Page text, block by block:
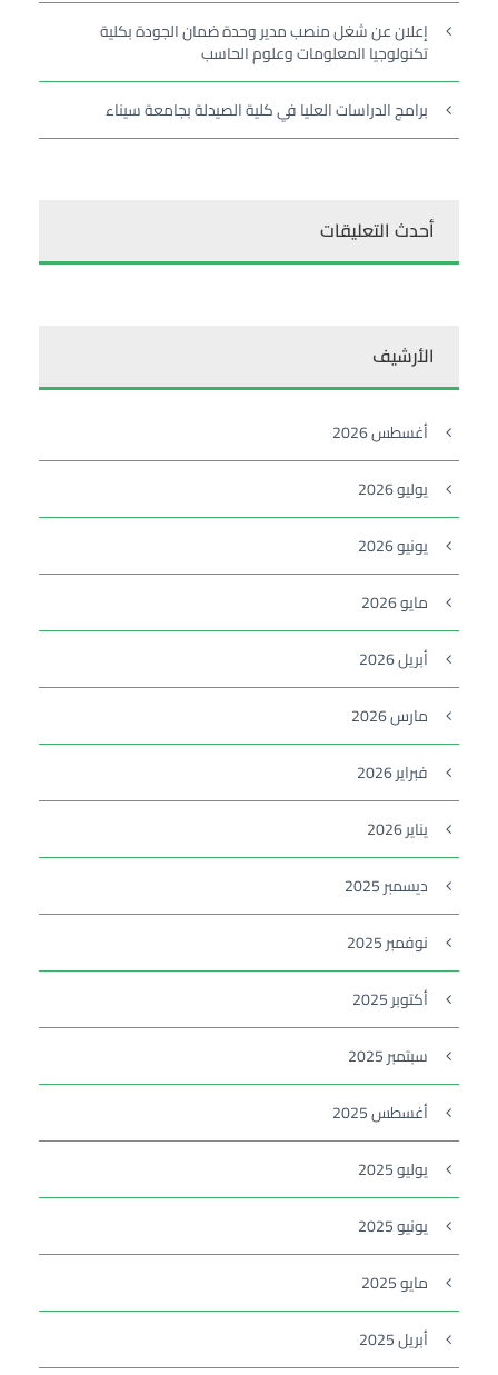
إعلان عن شغل منصب مدير وحدة ضمان الجودة بكلية
تكنولوجيا المعلومات وعلوم الحاسب
برامج الدراسات العليا في كلية الصيدلة بجامعة سيناء
أحدث التعليقات
الأرشيف
أغسطس 2026
يوليو 2026
يونيو 2026
مايو 2026
أبريل 2026
مارس 2026
فبراير 2026
يناير 2026
ديسمبر 2025
نوفمبر 2025
أكتوبر 2025
سبتمبر 2025
أغسطس 2025
يوليو 2025
يونيو 2025
مايو 2025
أبريل 2025